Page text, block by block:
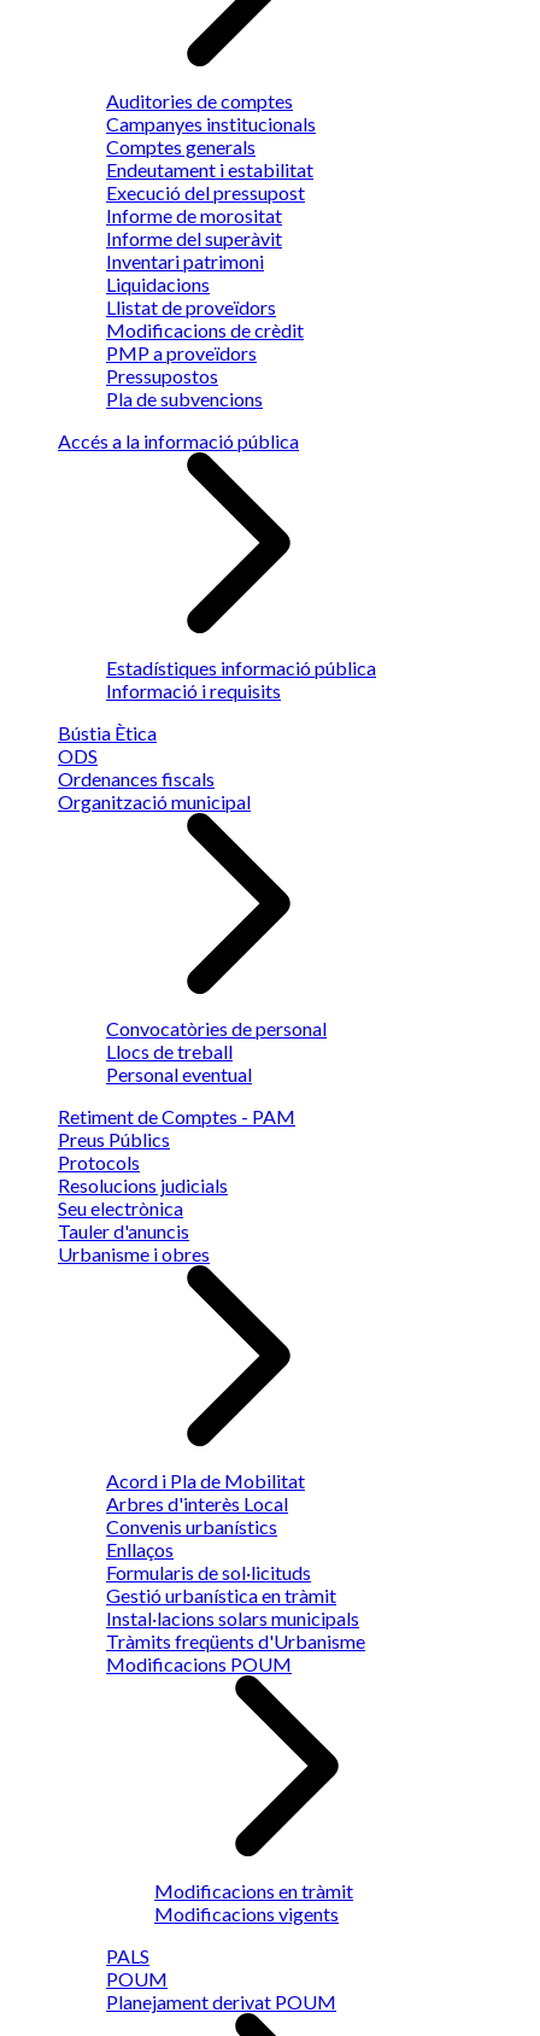
Auditories de comptes
Campanyes institucionals
Comptes generals
Endeutament i estabilitat
Execució del pressupost
Informe de morositat
Informe del superàvit
Inventari patrimoni
Liquidacions
Llistat de proveïdors
Modificacions de crèdit
PMP a proveïdors
Pressupostos
Pla de subvencions
Accés a la informació pública
Estadístiques informació pública
Informació i requisits
Bústia Ètica
ODS
Ordenances fiscals
Organització municipal
Convocatòries de personal
Llocs de treball
Personal eventual
Retiment de Comptes - PAM
Preus Públics
Protocols
Resolucions judicials
Seu electrònica
Tauler d'anuncis
Urbanisme i obres
Acord i Pla de Mobilitat
Arbres d'interès Local
Convenis urbanístics
Enllaços
Formularis de sol·licituds
Gestió urbanística en tràmit
Instal·lacions solars municipals
Tràmits freqüents d'Urbanisme
Modificacions POUM
Modificacions en tràmit
Modificacions vigents
PALS
POUM
Planejament derivat POUM